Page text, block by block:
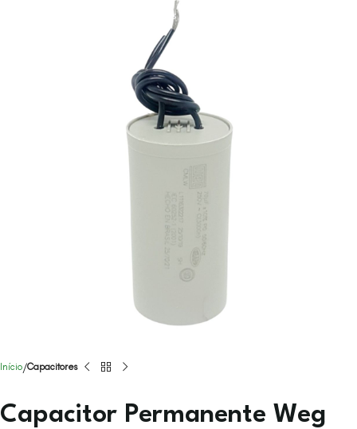
Início Capacitores
Capacitor Permanente Weg